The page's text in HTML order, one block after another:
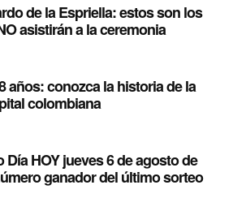
de la Espriella: estos son los
asistirán a la ceremonia
años: conozca la historia de la
colombiana
HOY jueves 6 de agosto de
ganador del último sorteo